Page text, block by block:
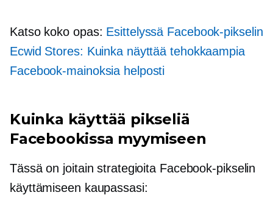
Katso koko opas: Esittelyssä Facebook-pikselin
Ecwid Stores: Kuinka näyttää tehokkaampia
Facebook-mainoksia helposti
Kuinka käyttää pikseliä
Facebookissa myymiseen
Tässä on joitain strategioita Facebook-pikselin
käyttämiseen kaupassasi: